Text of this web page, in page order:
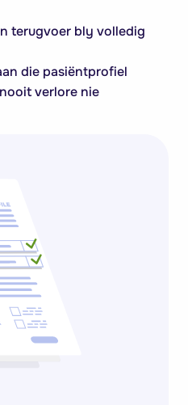
terugvoer bly volledig
die pasiëntprofiel
verlore nie